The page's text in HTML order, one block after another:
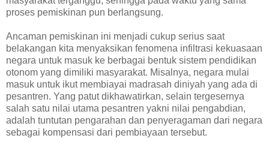
proses pemiskinan pun berlangsung.
Ancaman pemiskinan ini menjadi cukup serius saat
belakangan kita menyaksikan fenomena infiltrasi kekuasaan
negara untuk masuk ke berbagai bentuk sistem pendidikan
otonom yang dimiliki masyarakat. Misalnya, negara mulai
masuk untuk ikut membiayai madrasah diniyah yang ada di
pesantren. Yang patut dikhawatirkan, selain tergesernya
salah satu nilai utama pesantren yakni nilai pengabdian,
adalah tuntutan pengarahan dan penyeragaman dari negara
sebagai kompensasi dari pembiayaan tersebut.